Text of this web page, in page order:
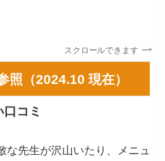
スクロールできます
（2024.10 現在）
コミ
な先生が沢山いたり、メニュ